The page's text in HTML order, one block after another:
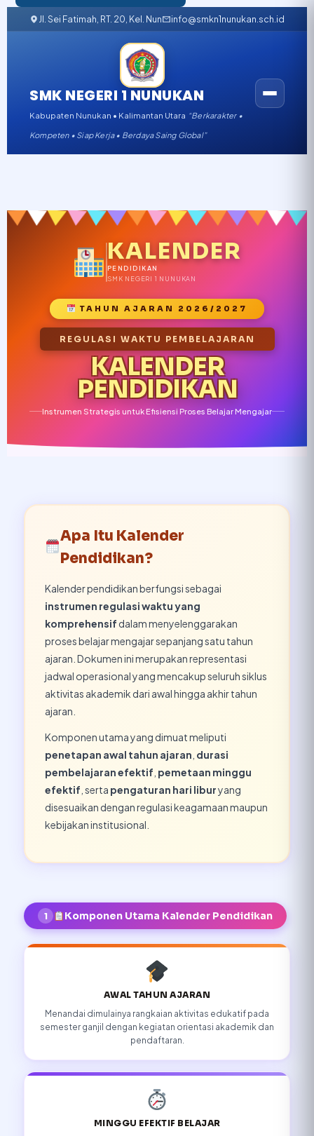
Jl. Sei Fatimah, RT. 20, Kel. Nunukan Barat, Kabupaten Nunukan,
info@smkn1nunukan.sch.id
SMK NEGERI 1 NUNUKAN
Kabupaten Nunukan • Kalimantan Utara “Berkarakter •
Kompeten • Siap Kerja • Berdaya Saing Global”
KALENDER
PENDIDIKAN
SMK NEGERI 1 NUNUKAN
TAHUN AJARAN 2026/2027
REGULASI WAKTU PEMBELAJARAN
KALENDER
PENDIDIKAN
Instrumen Strategis untuk Efisiensi Proses Belajar Mengajar
Apa Itu Kalender
Pendidikan?
Kalender pendidikan berfungsi sebagai
instrumen regulasi waktu yang
komprehensif dalam menyelenggarakan
proses belajar mengajar sepanjang satu tahun
ajaran. Dokumen ini merupakan representasi
jadwal operasional yang mencakup seluruh siklus
aktivitas akademik dari awal hingga akhir tahun
ajaran.
Komponen utama yang dimuat meliputi
penetapan awal tahun ajaran durasi
pembelajaran efektif pemetaan minggu
efektif , serta pengaturan hari liburyang
disesuaikan dengan regulasi keagamaan maupun
kebijakan institusional.
1 Komponen Utama Kalender Pendidikan
AWAL TAHUN AJARAN
Menandai dimulainya rangkaian aktivitas edukatif pada
semester ganjil dengan kegiatan orientasi akademik dan
pendaftaran.
MINGGU EFEKTIF BELAJAR